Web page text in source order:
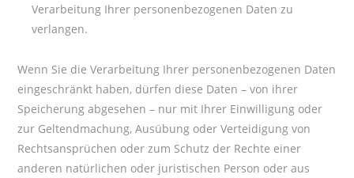
Verarbeitung Ihrer personenbezogenen Daten zu
verlangen.
Wenn Sie die Verarbeitung Ihrer personenbezogenen Daten
eingeschränkt haben, dürfen diese Daten – von ihrer
Speicherung abgesehen – nur mit Ihrer Einwilligung oder
zur Geltendmachung, Ausübung oder Verteidigung von
Rechtsansprüchen oder zum Schutz der Rechte einer
anderen natürlichen oder juristischen Person oder aus